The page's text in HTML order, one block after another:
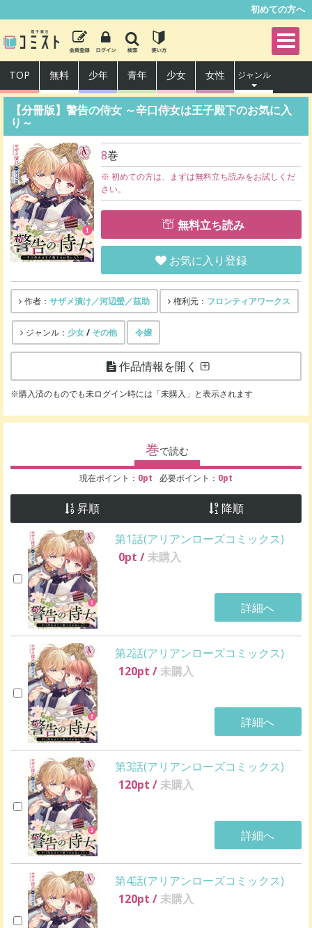
初めての方へ
TOP 無料 少年 青年 少女 女性 ジャンル
【分冊版】警告の侍女 ～辛口侍女は王子殿下のお気に入
り～
8巻
※ 初めての方は、まずは無料立ち読みをお試しくだ
さい。
無料立ち読み
お気に入り登録
作者： サザメ漬け／河辺螢／茲助 権利元： フロンティアワークス
ジャンル： 少女/ その他 令嬢
作品情報を開く
※購入済のものでも未ログイン時には「未購入」と表示されます
巻で読む
現在ポイント： 0pt 必要ポイント： 0pt
昇順 降順
第1話(アリアンローズコミックス)
0pt /未購入
詳細へ
第2話(アリアンローズコミックス)
120pt /未購入
詳細へ
第3話(アリアンローズコミックス)
120pt /未購入
詳細へ
第4話(アリアンローズコミックス)
120pt /未購入